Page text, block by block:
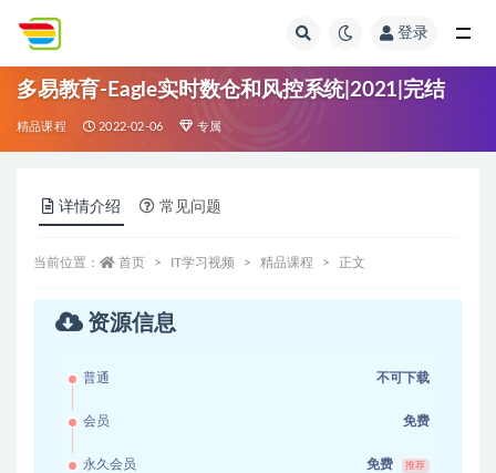
登录
多易教育-Eagle实时数仓和风控系统|2021|完结
精品课程 2022-02-06 专属
详情介绍 常见问题
当前位置： 首页 IT学习视频 精品课程 正文
资源信息
普通 不可下载
会员 免费
永久会员 免费 推荐